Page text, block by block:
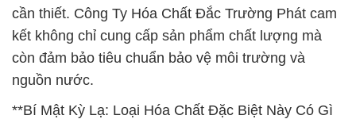
cần thiết. Công Ty Hóa Chất Đắc Trường Phát cam
kết không chỉ cung cấp sản phẩm chất lượng mà
còn đảm bảo tiêu chuẩn bảo vệ môi trường và
nguồn nước.
**Bí Mật Kỳ Lạ: Loại Hóa Chất Đặc Biệt Này Có Gì